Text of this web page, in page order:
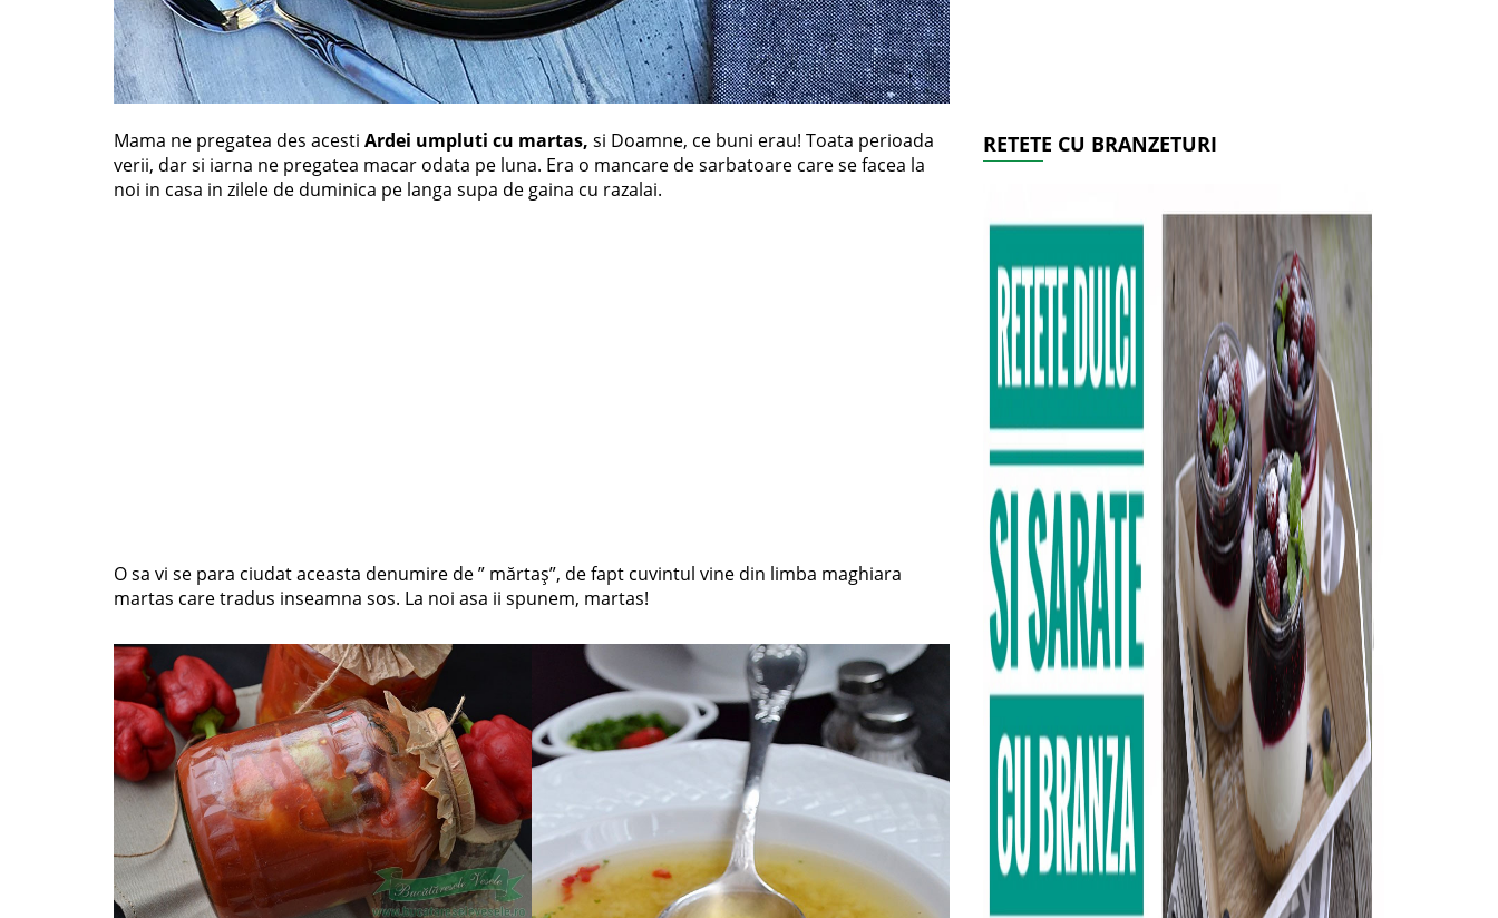
Mama ne pregatea des acesti Ardei umpluti cu martas, si Doamne, ce buni erau! Toata perioada
verii, dar si iarna ne pregatea macar odata pe luna. Era o mancare de sarbatoare care se facea la
noi in casa in zilele de duminica pe langa supa de gaina cu razalai.
O sa vi se para ciudat aceasta denumire de ” mărtaș”, de fapt cuvintul vine din limba maghiara
martas care tradus inseamna sos. La noi asa ii spunem, martas!
RETETE CU BRANZETURI